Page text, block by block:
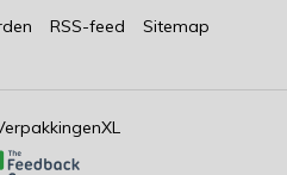
RSS-feed Sitemap